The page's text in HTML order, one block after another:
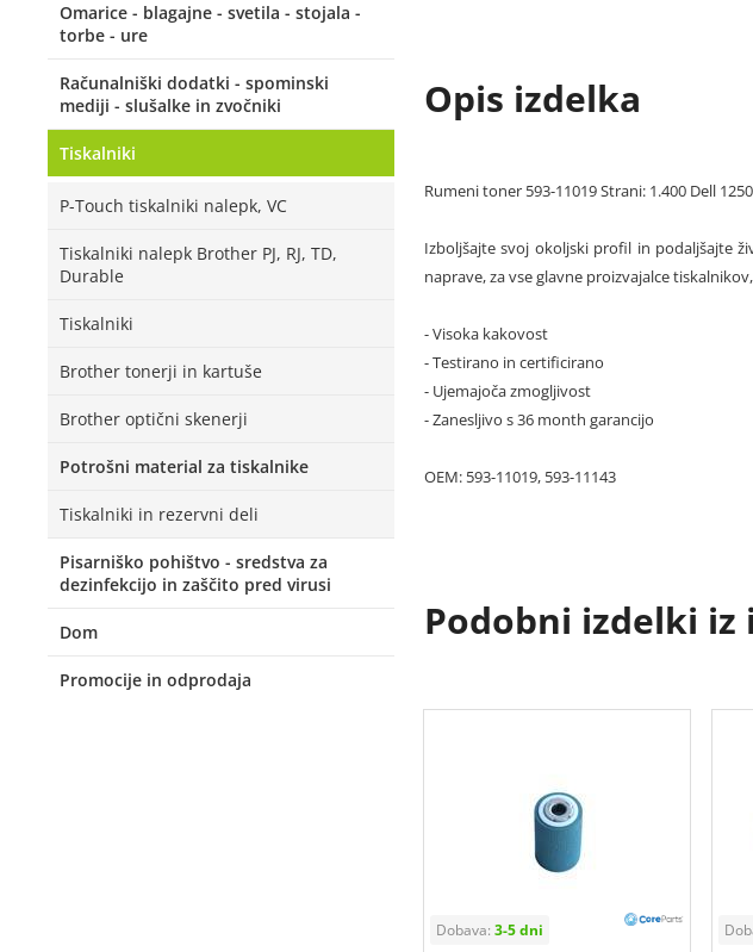
Omarice - blagajne - svetila - stojala -
torbe - ure
Računalniški dodatki - spominski
mediji - slušalke in zvočniki
Tiskalniki
P-Touch tiskalniki nalepk, VC
Tiskalniki nalepk Brother PJ, RJ, TD,
Durable
Tiskalniki
Brother tonerji in kartuše
Brother optični skenerji
Potrošni material za tiskalnike
Tiskalniki in rezervni deli
Pisarniško pohištvo - sredstva za
dezinfekcijo in zaščito pred virusi
Dom
Promocije in odprodaja
Opis izdelka
Rumeni toner 593-11019 Strani: 1.400 Dell
Izboljšajte svoj okoljski profil in podaljšajte
naprave, za vse glavne proizvajalce
- Visoka kakovost
- Testirano in certificirano
- Ujemajoča zmogljivost
- Zanesljivo s 36 month garancijo
OEM: 593-11019, 593-11143
Podobni izdelki